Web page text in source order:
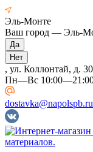
Эль-Монте
Ваш город — Эль-
, ул. Коллонтай, д.
Пн—Вс 10:00—21:00
dostavka@napolspb.ru